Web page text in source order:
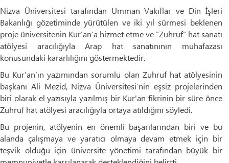
Nizva Üniversitesi tarafından Umman Vakıflar ve Din İşleri
Bakanlığı gözetiminde yürütülen ve iki yıl sürmesi beklenen
proje üniversitenin Kur’an’a hizmet etme ve “Zuhruf” hat sanatı
atölyesi aracılığıyla Arap hat sanatınının muhafazası
konusundaki kararlılığını göstermektedir.
Bu Kur’an’ın yazımından sorumlu olan Zuhruf hat atölyesinin
başkanı Ali Mezid, Nizva Üniversitesi’nin eşsiz projelerinden
biri olarak el yazısıyla yazılmış bir Kur'an fikrinin bir süre önce
Zuhruf hat atölyesi aracılığıyla ortaya atıldığını söyledi.
Bu projenin, atölyenin en önemli başarılarından biri ve bu
alanda çalışmaya ve yaratıcı olmaya devam etmek için bir
teşvik olduğu için üniversite yönetimi tarafından büyük bir